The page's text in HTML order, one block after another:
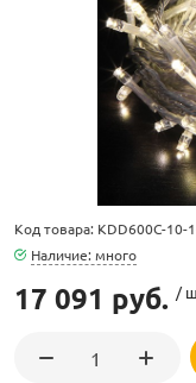
Код товара: KDD600C-10-
Наличие: много
17 091 руб. /